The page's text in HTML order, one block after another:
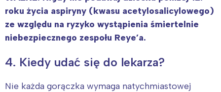
roku życia aspiryny (kwasu acetylosalicylowego)
ze względu na ryzyko wystąpienia śmiertelnie
niebezpiecznego zespołu Reye’a.
4. Kiedy udać się do lekarza?
Nie każda gorączka wymaga natychmiastowej